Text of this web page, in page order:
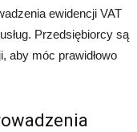
ewidencji VAT
Przedsiębiorcy są
aby móc prawidłowo